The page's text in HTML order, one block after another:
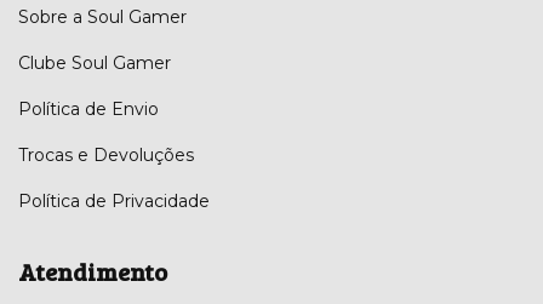
Sobre a Soul Gamer
Clube Soul Gamer
Política de Envio
Trocas e Devoluções
Política de Privacidade
Atendimento